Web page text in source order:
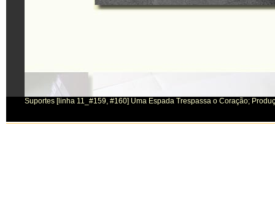
Suportes [linha 11_#159, #160] Uma Espada Trespassa o Coração;